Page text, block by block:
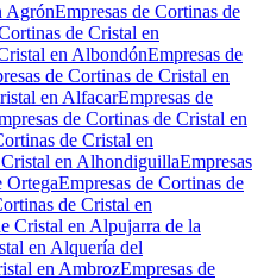
AgrónEmpresas de Cortinas de
de Cristal en
en AlbondónEmpresas de
de Cortinas de Cristal en
en AlfacarEmpresas de
de Cortinas de Cristal en
de Cristal en
en AlhondiguillaEmpresas
OrtegaEmpresas de Cortinas de
de Cristal en
Cristal en Alpujarra de la
en Alquería del
en AmbrozEmpresas de